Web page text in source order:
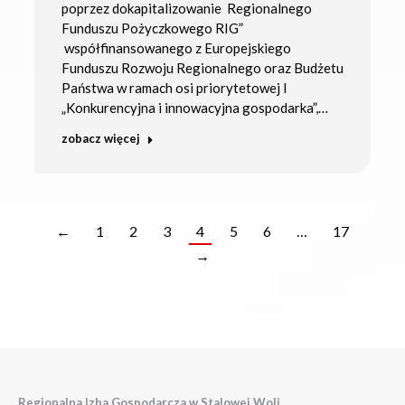
poprzez dokapitalizowanie Regionalnego
Funduszu Pożyczkowego RIG”
współfinansowanego z Europejskiego
Funduszu Rozwoju Regionalnego oraz Budżetu
Państwa w ramach osi priorytetowej I
„Konkurencyjna i innowacyjna gospodarka”,…
zobacz więcej
← 1 2 3 4 5 6
17
→